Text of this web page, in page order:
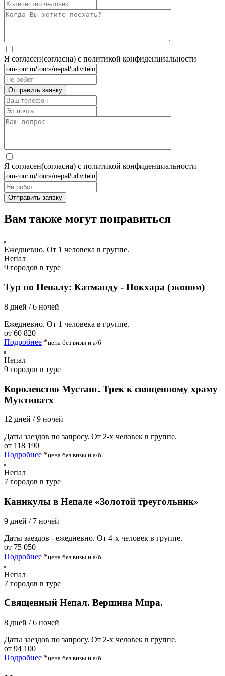
Я согласен(согласна) с политикой конфиденциальности
Я согласен(согласна) с политикой конфиденциальности
Вам также могут понравиться
Ежедневно. От 1 человека в группе.
Непал
9 городов в туре
Тур по Непалу: Катманду - Покхара (эконом)
8 дней / 6 ночей
Ежедневно. От 1 человека в группе.
от 60 820
Подробнее *цена без визы и а/б
Непал
9 городов в туре
Королевство Мустанг. Трек к священному храму
Муктинатх
12 дней / 9 ночей
Даты заездов по запросу. От 2-х человек в группе.
от 118 190
Подробнее *цена без визы и а/б
Непал
7 городов в туре
Каникулы в Непале «Золотой треугольник»
9 дней / 7 ночей
Даты заездов - ежедневно. От 4-х человек в группе.
от 75 050
Подробнее *цена без визы и а/б
Непал
7 городов в туре
Священный Непал. Вершина Мира.
8 дней / 6 ночей
Даты заездов по запросу. От 2-х человек в группе.
от 94 100
Подробнее *цена без визы и а/б